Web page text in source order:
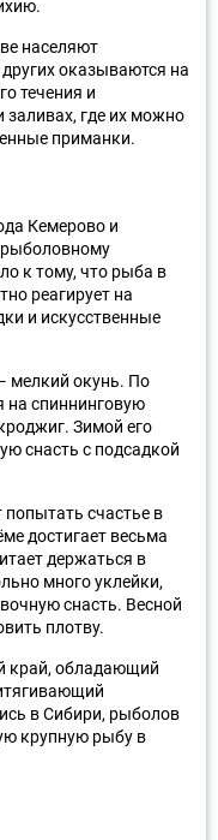
населяют
оказываются на
течения и
заливах, где их можно
приманки.
Кемерово и
рыболовному
к тому, что рыба в
реагирует на
и искусственные
мелкий окунь. По
на спиннинговую
Зимой его
снасть с подсадкой
счастье в
достигает весьма
держаться в
много уклейки,
снасть. Весной
плотву.
край, обладающий
в Сибири, рыболов
крупную рыбу в